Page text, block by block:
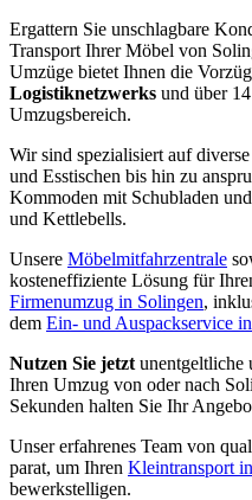
Ergattern Sie unschlagbare
Transport Ihrer Möbel von
Umzüge bietet Ihnen die
Logistiknetzwerks und über
Umzugsbereich.
Wir sind spezialisiert auf
und Esstischen bis hin zu
Kommoden mit Schubladen
und Kettlebells.
Unsere Möbelmitfahrzentrale
kosteneffiziente Lösung für
Firmenumzug in Solingen,
dem Ein- und Auspackservice
Nutzen Sie jetzt unentgeltliche
Ihren Umzug von oder nach
Sekunden halten Sie Ihr
Unser erfahrenes Team von
parat, um Ihren Kleintransport
bewerkstelligen.